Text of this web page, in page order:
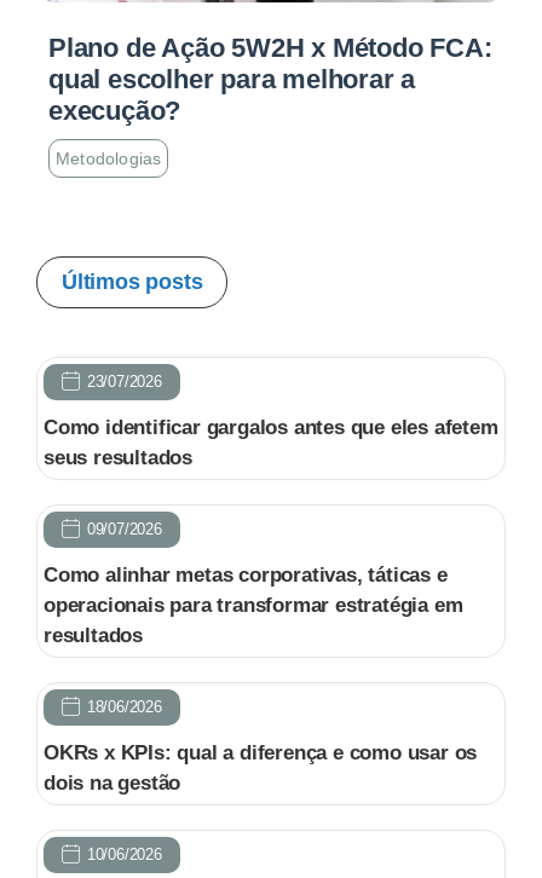
Plano de Ação 5W2H x Método FCA:
qual escolher para melhorar a
execução?
Metodologias
Últimos posts
23/07/2026
Como identificar gargalos antes que eles afetem
seus resultados
09/07/2026
Como alinhar metas corporativas, táticas e
operacionais para transformar estratégia em
resultados
18/06/2026
OKRs x KPIs: qual a diferença e como usar os
dois na gestão
10/06/2026